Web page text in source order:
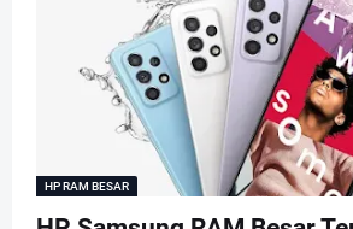
HP RAM BESAR